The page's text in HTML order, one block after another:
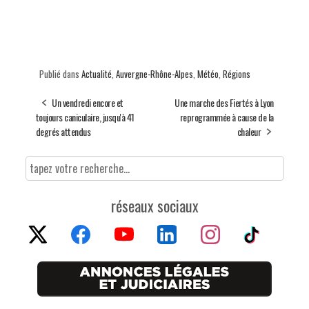
Publié dans Actualité, Auvergne-Rhône-Alpes, Météo, Régions
Un vendredi encore et
toujours caniculaire, jusqu'à 41
degrés attendus
Une marche des Fiertés à Lyon
reprogrammée à cause de la
chaleur
réseaux sociaux